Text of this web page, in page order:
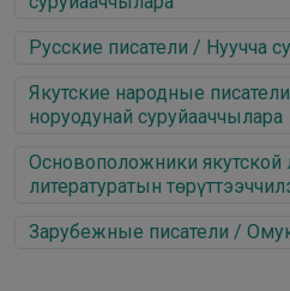
Русские писатели / Нуучча
Якутские народные
норуодунай суруйааччылара
Основоположники якутской
литературатын
Зарубежные писатели /